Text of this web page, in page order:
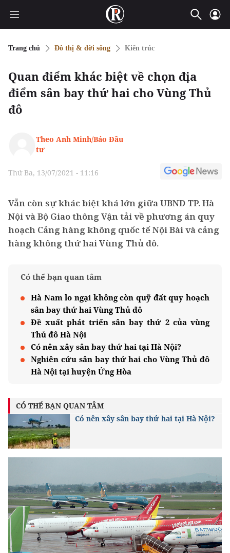
Trang chủ Đô thị & đời sống Kiến trúc
Quan điểm khác biệt về chọn địa
điểm sân bay thứ hai cho Vùng Thủ
đô
Theo Anh Minh/Báo Đầu
tư
Thứ Ba, 13/07/2021 - 11:16
Vẫn còn sự khác biệt khá lớn giữa UBND TP. Hà
Nội và Bộ Giao thông Vận tải về phương án quy
hoạch Cảng hàng không quốc tế Nội Bài và cảng
hàng không thứ hai Vùng Thủ đô.
Có thể bạn quan tâm
Hà Nam lo ngại không còn quỹ đất quy hoạch
sân bay thứ hai Vùng Thủ đô
Đề xuất phát triển sân bay thứ 2 của vùng
Thủ đô Hà Nội
Có nên xây sân bay thứ hai tại Hà Nội?
Nghiên cứu sân bay thứ hai cho Vùng Thủ đô
Hà Nội tại huyện Ứng Hòa
CÓ THỂ BẠN QUAN TÂM
Có nên xây sân bay thứ hai tại Hà Nội?